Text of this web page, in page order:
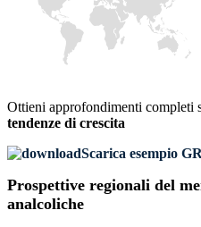
Ottieni approfondimenti completi
tendenze di crescita
Scarica esempio
Prospettive regionali del
analcoliche